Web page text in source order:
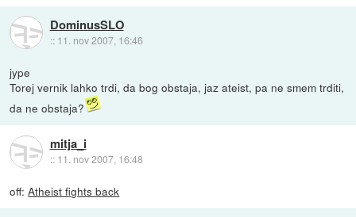
DominusSLO
:: 11. nov 2007, 16:46
jype
Torej vernik lahko trdi, da bog obstaja, jaz ateist, pa ne smem trditi,
da ne obstaja?
mitja_i
:: 11. nov 2007, 16:48
off:Atheist fights back